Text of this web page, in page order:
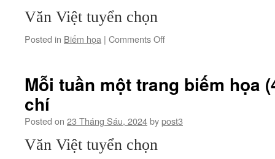
Văn Việt tuyển chọn
Posted in Biếm họa | Comments Offon
trang
(42):
Mỗi tuần một trang biếm họa
chí
Posted on 23 Tháng Sáu, 2024bypost3
Văn Việt tuyển chọn